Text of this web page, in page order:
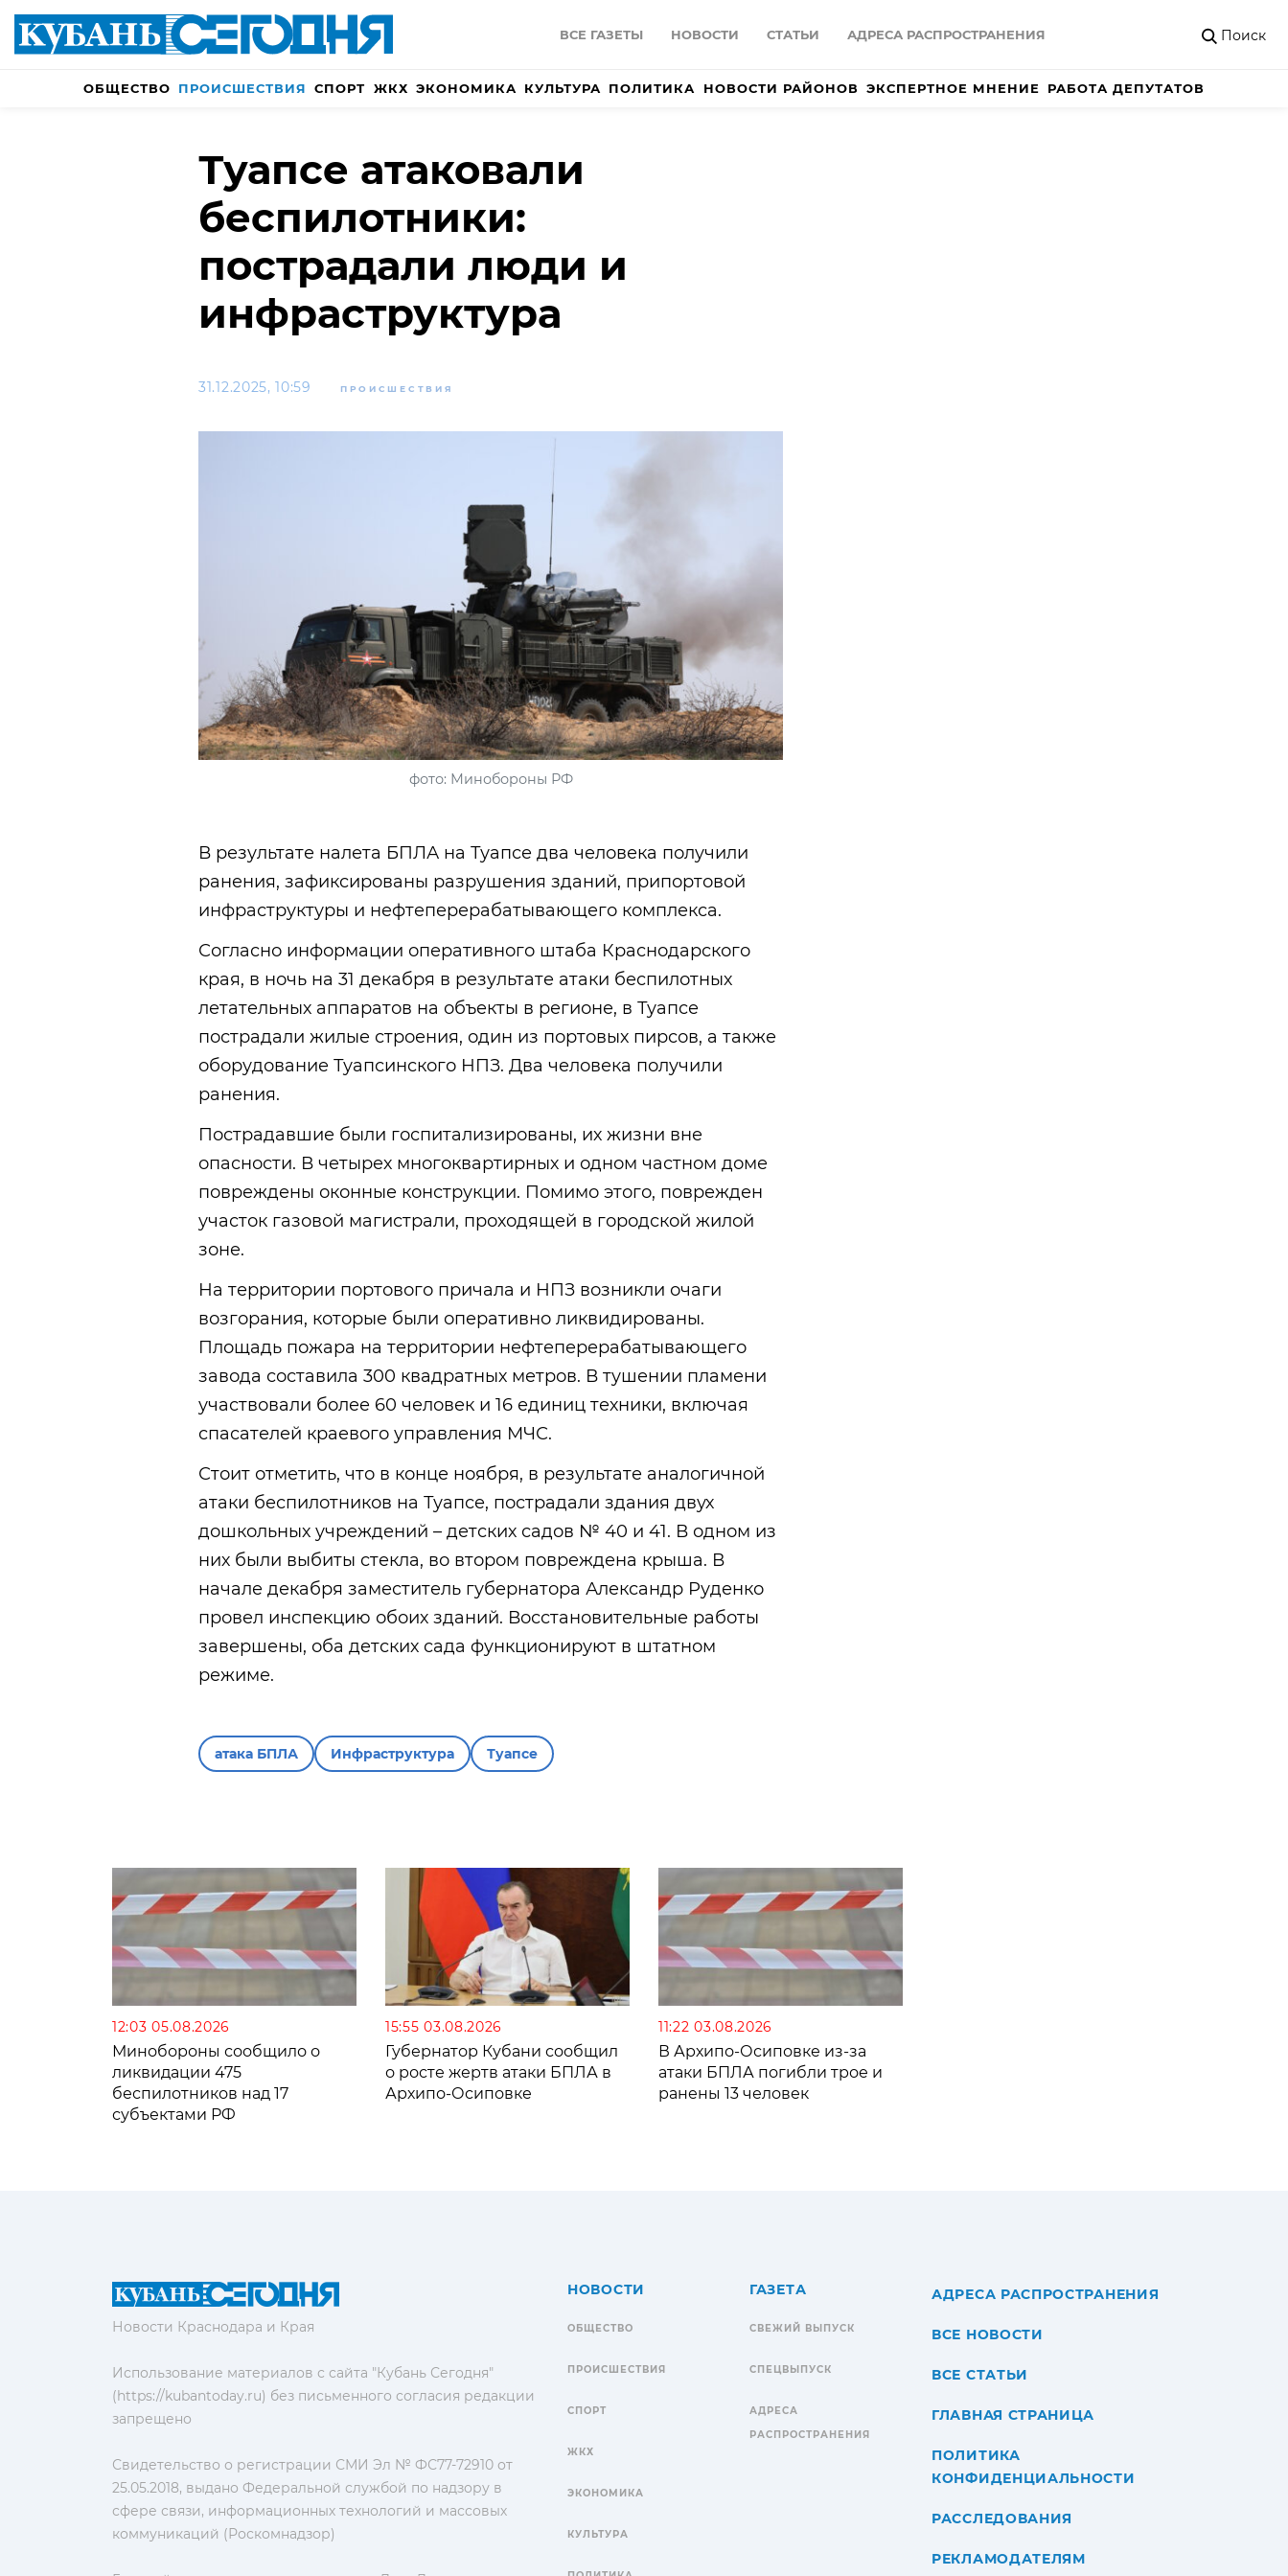
ВСЕ ГАЗЕТЫ НОВОСТИ СТАТЬИ АДРЕСА РАСПРОСТРАНЕНИЯ Поиск
ОБЩЕСТВО ПРОИСШЕСТВИЯ СПОРТ ЖКХ ЭКОНОМИКА КУЛЬТУРА ПОЛИТИКА НОВОСТИ РАЙОНОВ ЭКСПЕРТНОЕ МНЕНИЕ РАБОТА ДЕПУТАТОВ
Туапсе атаковали
беспилотники:
пострадали люди и
инфраструктура
31.12.2025, 10:59 ПРОИСШЕСТВИЯ
фото: Минобороны РФ
В результате налета БПЛА на Туапсе два человека получили
ранения, зафиксированы разрушения зданий, припортовой
инфраструктуры и нефтеперерабатывающего комплекса.
Согласно информации оперативного штаба Краснодарского
края, в ночь на 31 декабря в результате атаки беспилотных
летательных аппаратов на объекты в регионе, в Туапсе
пострадали жилые строения, один из портовых пирсов, а также
оборудование Туапсинского НПЗ. Два человека получили
ранения.
Пострадавшие были госпитализированы, их жизни вне
опасности. В четырех многоквартирных и одном частном доме
повреждены оконные конструкции. Помимо этого, поврежден
участок газовой магистрали, проходящей в городской жилой
зоне.
На территории портового причала и НПЗ возникли очаги
возгорания, которые были оперативно ликвидированы.
Площадь пожара на территории нефтеперерабатывающего
завода составила 300 квадратных метров. В тушении пламени
участвовали более 60 человек и 16 единиц техники, включая
спасателей краевого управления МЧС.
Стоит отметить, что в конце ноября, в результате аналогичной
атаки беспилотников на Туапсе, пострадали здания двух
дошкольных учреждений – детских садов № 40 и 41. В одном из
них были выбиты стекла, во втором повреждена крыша. В
начале декабря заместитель губернатора Александр Руденко
провел инспекцию обоих зданий. Восстановительные работы
завершены, оба детских сада функционируют в штатном
режиме.
атака БПЛА Инфраструктура Туапсе
12:03 05.08.2026
Минобороны сообщило о
ликвидации 475
беспилотников над 17
субъектами РФ
15:55 03.08.2026
Губернатор Кубани сообщил
о росте жертв атаки БПЛА в
Архипо-Осиповке
11:22 03.08.2026
В Архипо-Осиповке из-за
атаки БПЛА погибли трое и
ранены 13 человек
Новости Краснодара и Края
Использование материалов с сайта "Кубань Сегодня"
(https://kubantoday.ru) без письменного согласия редакции
запрещено
Свидетельство о регистрации СМИ Эл № ФС77-72910 от
25.05.2018, выдано Федеральной службой по надзору в
сфере связи, информационных технологий и массовых
коммуникаций (Роскомнадзор)
НОВОСТИ
ОБЩЕСТВО
ПРОИСШЕСТВИЯ
СПОРТ
ЖКХ
ЭКОНОМИКА
КУЛЬТУРА
ГАЗЕТА
СВЕЖИЙ ВЫПУСК
СПЕЦВЫПУСК
АДРЕСА
РАСПРОСТРАНЕНИЯ
АДРЕСА РАСПРОСТРАНЕНИЯ
ВСЕ НОВОСТИ
ВСЕ СТАТЬИ
ГЛАВНАЯ СТРАНИЦА
ПОЛИТИКА
КОНФИДЕНЦИАЛЬНОСТИ
РАССЛЕДОВАНИЯ
РЕКЛАМОДАТЕЛЯМ